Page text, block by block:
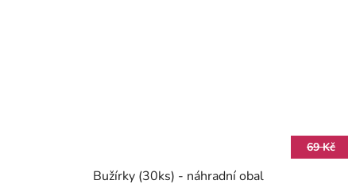
69 Kč
Bužírky (30ks) - náhradní obal